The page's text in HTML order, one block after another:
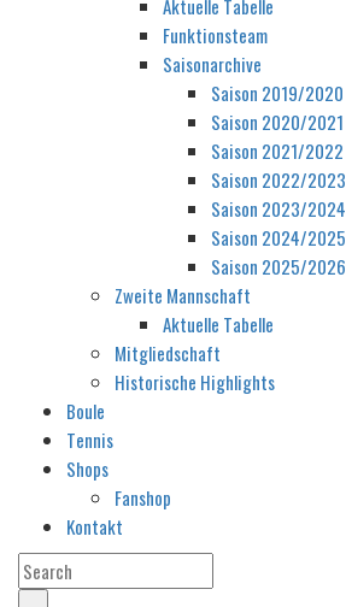
Aktuelle Tabelle
Funktionsteam
Saisonarchive
Saison 2019/2020
Saison 2020/2021
Saison 2021/2022
Saison 2022/2023
Saison 2023/2024
Saison 2024/2025
Saison 2025/2026
Zweite Mannschaft
Aktuelle Tabelle
Mitgliedschaft
Historische Highlights
Boule
Tennis
Shops
Fanshop
Kontakt